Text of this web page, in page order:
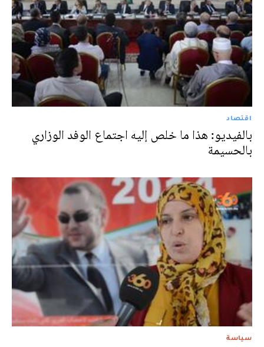
اقتصاد
بالفيديو: هذا ما خلص إليه اجتماع الوفد الوزاري
بالحسيمة
سياسة